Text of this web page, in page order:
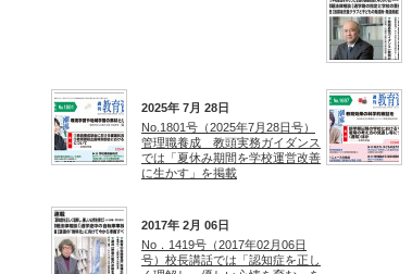
2025年 7月 28日
No.1801号（2025年7月28日号）
管理職養成 教頭実務ガイダンス
では「夏休み期間を学校運営改善
に生かす」を掲載
2017年 2月 06日
No．1419号（2017年02月06日
号）校長講話では「認知症を正し